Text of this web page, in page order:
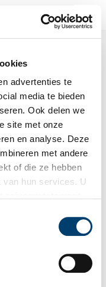
advertenties te
media te bieden
Ook delen we
site met onze
en analyse. Deze
met andere
of die ze hebben
hun services. U